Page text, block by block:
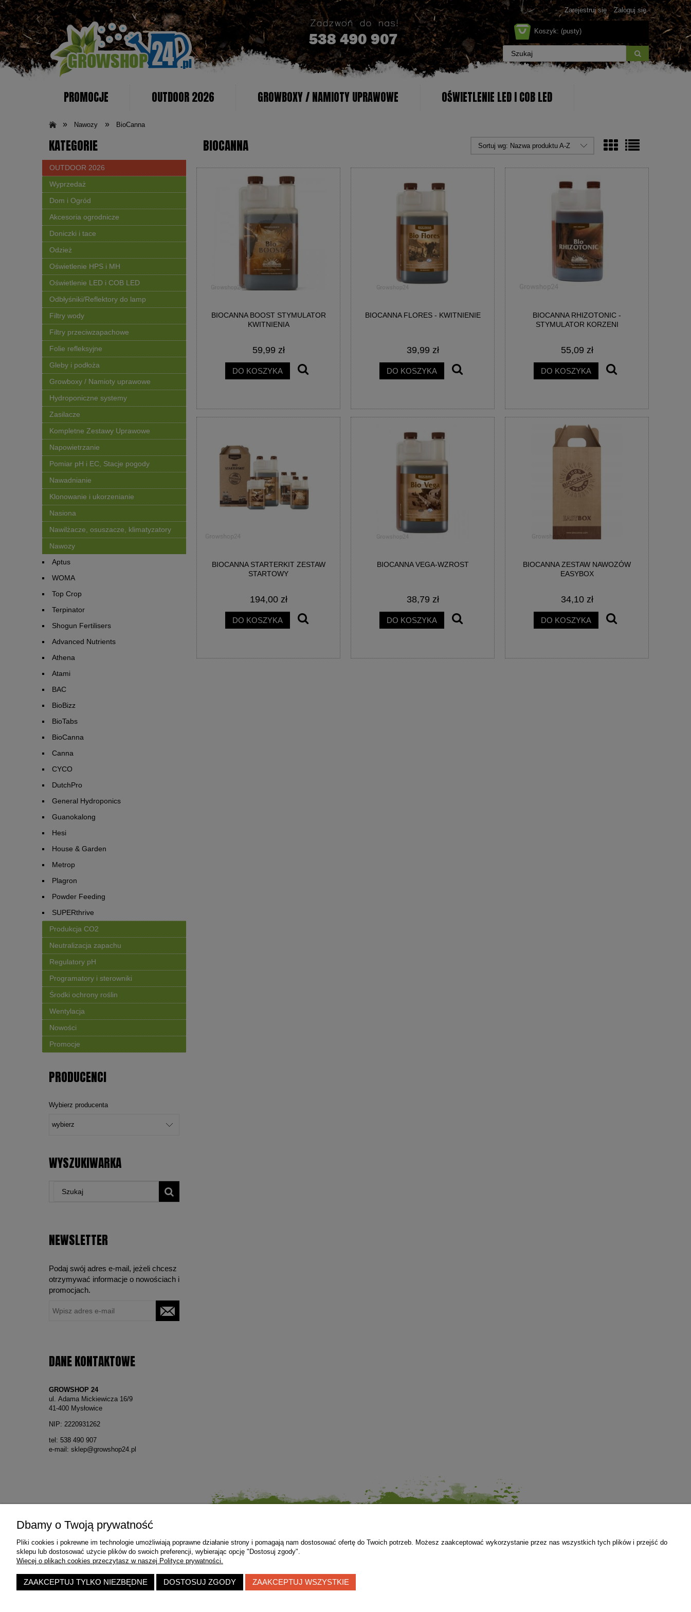
Zarejestruj się Zaloguj się
Koszyk: (pusty)
PROMOCJE OUTDOOR 2026 GROWBOXY / NAMIOTY UPRAWOWE
OŚWIETLENIE LED I COB LED
KONTAKT
» Nawozy » BioCanna
KATEGORIE
OUTDOOR 2026
Wyprzedaż
Dom i Ogród
Akcesoria ogrodnicze
Doniczki i tace
Odzież
Oświetlenie HPS i MH
Oświetlenie LED i COB LED
Odbłyśniki/Reflektory do lamp
Filtry wody
Filtry przeciwzapachowe
Folie refleksyjne
Gleby i podłoża
Growboxy / Namioty uprawowe
Hydroponiczne systemy
Zasilacze
Kompletne Zestawy Uprawowe
Napowietrzanie
Pomiar pH i EC, Stacje pogody
Nawadnianie
Klonowanie i ukorzenianie
Nasiona
Nawilżacze, osuszacze, klimatyzatory
Nawozy
Aptus
WOMA
Top Crop
Terpinator
Shogun Fertilisers
Advanced Nutrients
Athena
Atami
BAC
BioBizz
BioTabs
BioCanna
Canna
CYCO
DutchPro
General Hydroponics
Guanokalong
Hesi
House & Garden
Metrop
Plagron
Powder Feeding
SUPERthrive
Produkcja CO2
Neutralizacja zapachu
Regulatory pH
Programatory i sterowniki
Środki ochrony roślin
Wentylacja
Nowości
Promocje
PRODUCENCI
Wybierz producenta
WYSZUKIWARKA
NEWSLETTER
Podaj swój adres e-mail, jeżeli chcesz
otrzymywać informacje o nowościach i
promocjach.
DANE KONTAKTOWE
GROWSHOP 24
ul. Adama Mickiewicza 16/9
41-400 Mysłowice
NIP: 2220931262
tel: 538 490 907
e-mail: sklep@growshop24.pl
BIOCANNA Sortuj wg: Nazwa produktu A-Z
BIOCANNA BOOST STYMULATOR
KWITNIENIA
59,99 zł
DO KOSZYKA
BIOCANNA FLORES - KWITNIENIE
39,99 zł
DO KOSZYKA
BIOCANNA RHIZOTONIC -
STYMULATOR KORZENI
55,09 zł
DO KOSZYKA
BIOCANNA STARTERKIT ZESTAW
STARTOWY
194,00 zł
DO KOSZYKA
BIOCANNA VEGA-WZROST
38,79 zł
DO KOSZYKA
BIOCANNA ZESTAW NAWOZÓW
EASYBOX
34,10 zł
DO KOSZYKA
Pomoc
Blog
Przechowalnia
Ustawienia konta
Twoje zamówienia
Dane i numer konta
Czas i koszty dostawy
Dbamy o Twoją prywatność
Pliki cookies i pokrewne im technologie umożliwiają poprawne działanie strony i pomagają nam dostosować ofertę do Twoich potrzeb. Możesz zaakceptować wykorzystanie przez nas wszystkich tych plików i przejść do
sklepu lub dostosować użycie plików do swoich preferencji, wybierając opcję "Dostosuj zgody".
Więcej o plikach cookies przeczytasz w naszej Polityce prywatności.
ZAAKCEPTUJ TYLKO NIEZBĘDNE DOSTOSUJ ZGODY ZAAKCEPTUJ WSZYSTKIE